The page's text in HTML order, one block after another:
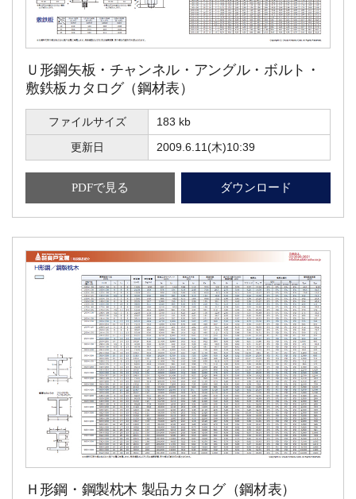
Ｕ形鋼矢板・チャンネル・アングル・ボルト・
敷鉄板カタログ（鋼材表）
ファイルサイズ
183 kb
更新日
2009.6.11(木)10:39
PDFで見る ダウンロード
Ｈ形鋼・鋼製枕木 製品カタログ（鋼材表）